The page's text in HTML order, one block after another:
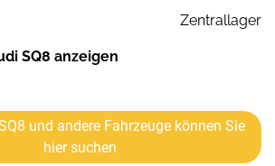
Zentrallager
SQ8 anzeigen
und andere Fahrzeuge können Sie
hier suchen